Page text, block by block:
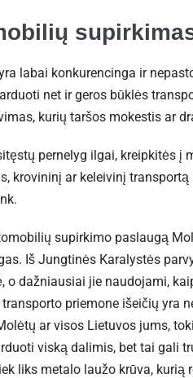
labai konkurencinga ir
net ir geros būklės
kurių taršos mokestis ar
pernelyg ilgai, kreipkitės į
krovininį ar keleivinį
supirkimo paslaugą
Iš Jungtinės Karalystės
o dažniausiai jie naudojami,
priemone išeičių yra
ar visos Lietuvos jums,
viską dalimis, bet tai gali
liks metalo laužo krūva,